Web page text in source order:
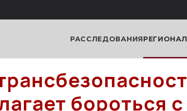
РАССЛЕДОВАНИЯ
бороться с